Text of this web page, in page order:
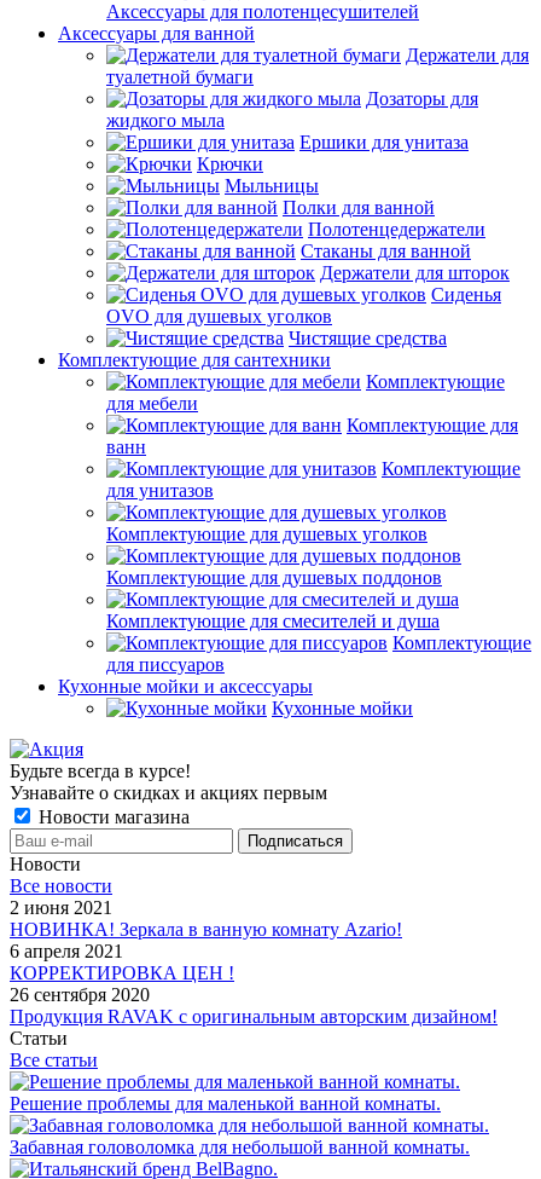
Аксессуары для полотенцесушителей
Аксессуары для ванной
Держатели для
туалетной бумаги
Дозаторы для
жидкого мыла
Ершики для унитаза
Крючки
Мыльницы
Полки для ванной
Полотенцедержатели
Стаканы для ванной
Держатели для шторок
Сиденья
OVO для душевых уголков
Чистящие средства
Комплектующие для сантехники
Комплектующие
для мебели
Комплектующие для
ванн
Комплектующие
для унитазов
Комплектующие для душевых уголков
Комплектующие для душевых поддонов
Комплектующие для смесителей и душа
Комплектующие
для писсуаров
Кухонные мойки и аксессуары
Кухонные мойки
Будьте всегда в курсе!
Узнавайте о скидках и акциях первым
Новости магазина
Новости
Все новости
2 июня 2021
НОВИНКА! Зеркала в ванную комнату Azario!
6 апреля 2021
КОРРЕКТИРОВКА ЦЕН !
26 сентября 2020
Продукция RAVAK с оригинальным авторским дизайном!
Статьи
Все статьи
Решение проблемы для маленькой ванной комнаты.
Забавная головоломка для небольшой ванной комнаты.